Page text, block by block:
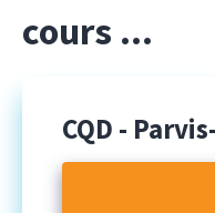
cours ...
CQD -